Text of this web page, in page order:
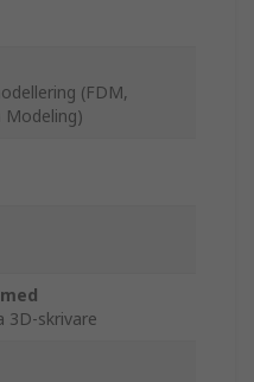
(FDM,
Modeling)
3D-skrivare